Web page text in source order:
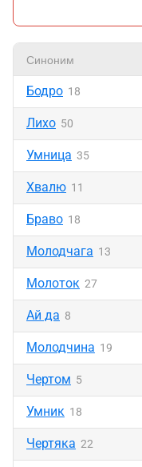
Синоним
Бодро 18
Лихо 50
Умница 35
Хвалю 11
Браво 18
Молодчага 13
Молоток 27
Ай да 8
Молодчина 19
Чертом 5
Умник 18
Чертяка 22